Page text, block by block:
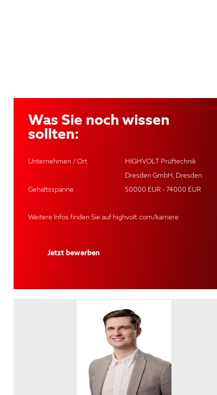
Was Sie noch wissen
sollten:
Unternehmen / Ort
HIGHVOLT Prüftechnik
Dresden GmbH, Dresden
Gehaltsspanne
50000 EUR - 74000 EUR
Weitere Infos finden Sie auf highvolt.com/karriere
Jetzt bewerben